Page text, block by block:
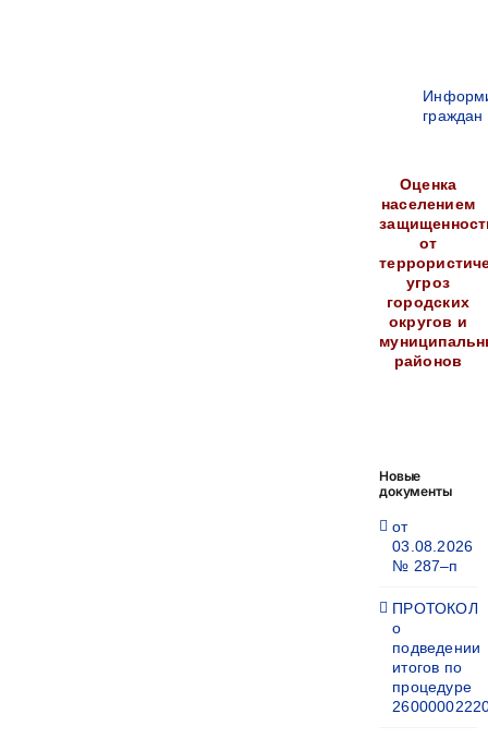
граждан
Оценка
населением
от
угроз
городских
округов и
районов
Новые
документы
от
03.08.2026
№ 287–п
ПРОТОКОЛ
о
подведении
итогов по
процедуре